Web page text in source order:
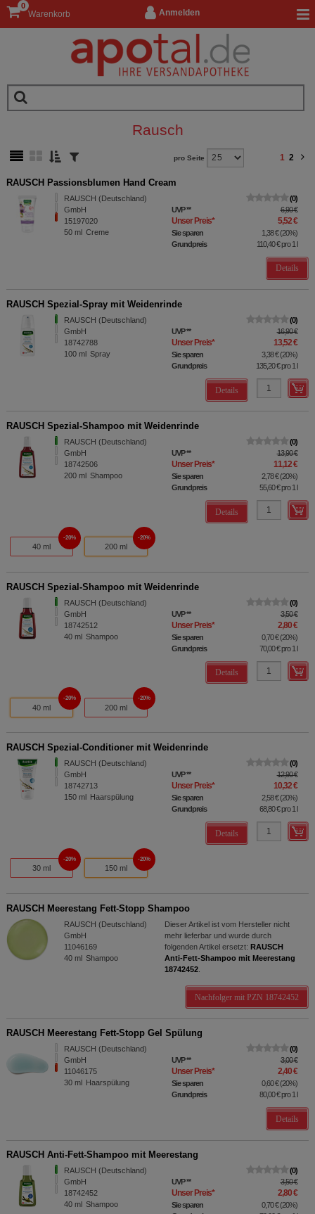
Anmelden
Warenkorb
0
Rausch
pro Seite 1 2
RAUSCH Passionsblumen Hand Cream
RAUSCH (Deutschland)
GmbH
15197020
50 ml Creme
0
UVP** 6,90 €
Unser Preis* 5,52 €
Sie sparen 1,38 €(20%)
Grundpreis
110,40 €pro 1 l
Details
RAUSCH Spezial-Spray mit Weidenrinde
RAUSCH (Deutschland)
GmbH
18742788
100 ml Spray
0
UVP** 16,90 €
Unser Preis* 13,52 €
Sie sparen 3,38 €(20%)
Grundpreis
135,20 €pro 1 l
Details
RAUSCH Spezial-Shampoo mit Weidenrinde
RAUSCH (Deutschland)
GmbH
18742506
200 ml Shampoo
0
UVP** 13,90 €
Unser Preis* 11,12 €
Sie sparen 2,78 €(20%)
Grundpreis
55,60 €pro 1 l
Details
40 ml
20%
200 ml
20%
RAUSCH Spezial-Shampoo mit Weidenrinde
RAUSCH (Deutschland)
GmbH
18742512
40 ml Shampoo
0
UVP** 3,50 €
Unser Preis* 2,80 €
Sie sparen 0,70 €(20%)
Grundpreis
70,00 €pro 1 l
Details
40 ml
20%
200 ml
20%
RAUSCH Spezial-Conditioner mit Weidenrinde
RAUSCH (Deutschland)
GmbH
18742713
150 ml Haarspülung
0
UVP** 12,90 €
Unser Preis* 10,32 €
Sie sparen 2,58 €(20%)
Grundpreis
68,80 €pro 1 l
Details
30 ml
20%
150 ml
20%
RAUSCH Meerestang Fett-Stopp Shampoo
RAUSCH (Deutschland)
GmbH
11046169
40 ml Shampoo
Dieser Artikel ist vom Hersteller nicht
mehr lieferbar und wurde durch
folgenden Artikel ersetzt: RAUSCH
Anti-Fett-Shampoo mit Meerestang
18742452.
Nachfolger mit PZN 18742452
RAUSCH Meerestang Fett-Stopp Gel Spülung
RAUSCH (Deutschland)
GmbH
11046175
30 ml Haarspülung
0
UVP** 3,00 €
Unser Preis* 2,40 €
Sie sparen 0,60 €(20%)
Grundpreis
80,00 €pro 1 l
Details
RAUSCH Anti-Fett-Shampoo mit Meerestang
RAUSCH (Deutschland)
GmbH
18742452
40 ml Shampoo
0
UVP** 3,50 €
Unser Preis* 2,80 €
Sie sparen 0,70 €(20%)